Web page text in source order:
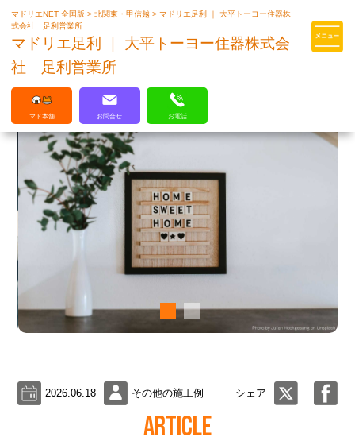
マドリエはLIXILの厳しい基準を
マドリエNET 全国版>北関東・甲信越>マドリエ足利 ｜ 大平トーヨー住器株
式会社 足利営業所
マドリエ足利 ｜ 大平トーヨー住器株式会
社 足利営業所
マド本舗 お問合せ お電話
2026.06.18 その他の施工例 シェア
ARTICLE